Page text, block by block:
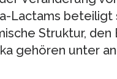
Lactams beteiligt
Struktur,
gehören unter